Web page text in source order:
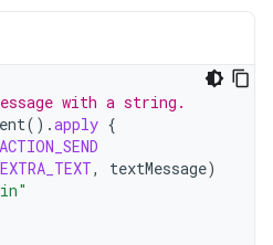
with a string.
().apply {
ACTION_SEND
EXTRA_TEXT, textMessage)